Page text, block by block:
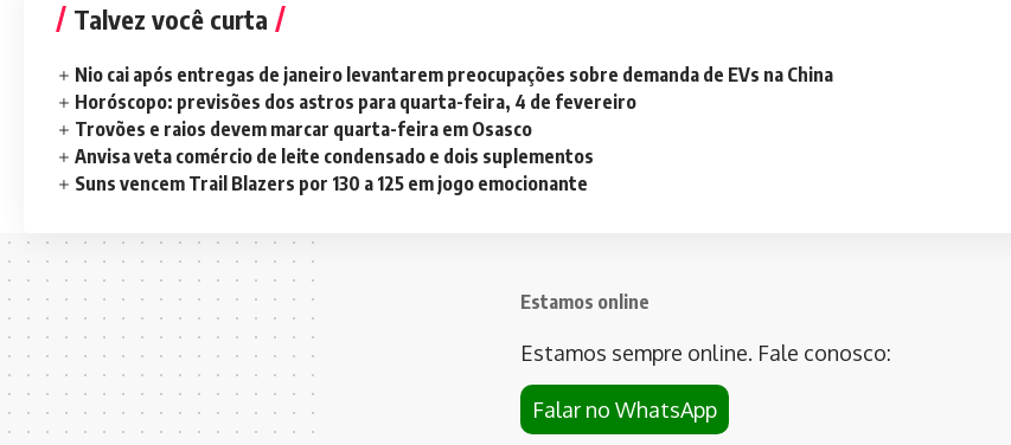
Talvez você curta
Nio cai após entregas de janeiro levantarem preocupações sobre demanda de EVs na China
Horóscopo: previsões dos astros para quarta-feira, 4 de fevereiro
Trovões e raios devem marcar quarta-feira em Osasco
Anvisa veta comércio de leite condensado e dois suplementos
Suns vencem Trail Blazers por 130 a 125 em jogo emocionante
Estamos online
Estamos sempre online. Fale conosco:
Falar no WhatsApp